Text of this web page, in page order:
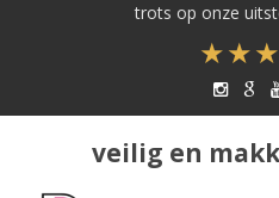
trots op onze
veilig en